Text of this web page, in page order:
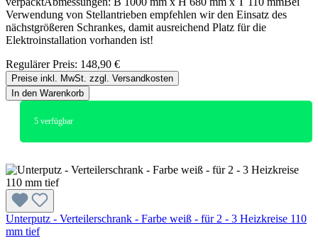
Verwendung von Stellantrieben empfehlen wir den Einsatz des
nächstgrößeren Schrankes, damit ausreichend Platz für die
Elektroinstallation vorhanden ist!
Regulärer Preis: 148,90 €
Preise inkl. MwSt. zzgl. Versandkosten
In den Warenkorb
5 verfügbar
Unterputz - Verteilerschrank - Farbe weiß - für 2 - 3 Heizkreise 110
mm tief